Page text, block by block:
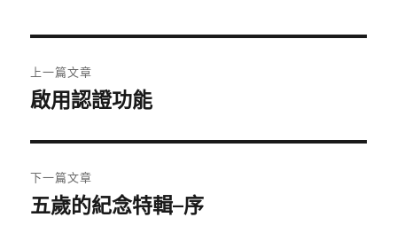
章
覽
上一篇文章
上
篇
文
章:
啟用認證功能
下一篇文章
下
五歲的紀念特輯–序